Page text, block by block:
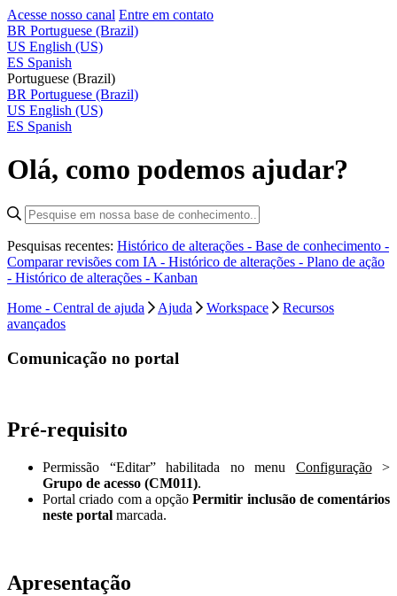
Acesse nosso canal Entre em contato
BR Portuguese (Brazil)
US English (US)
ES Spanish
Portuguese (Brazil)
BR Portuguese (Brazil)
US English (US)
ES Spanish
Olá, como podemos ajudar?
Pesquisas recentes: Histórico de alterações - Base de conhecimento -
Comparar revisões com IA - Histórico de alterações - Plano de ação
- Histórico de alterações - Kanban
Home - Central de ajuda
Ajuda Workspace
Recursos
avançados
Comunicação no portal
Pré-requisito
Permissão “Editar” habilitada no menu Configuração>
Grupo de acesso (CM011).
Portal criado com a opçãoPermitir inclusão de comentários
neste portal marcada.
Apresentação